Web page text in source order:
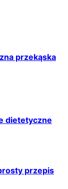
przekąska
dietetyczne
przepis